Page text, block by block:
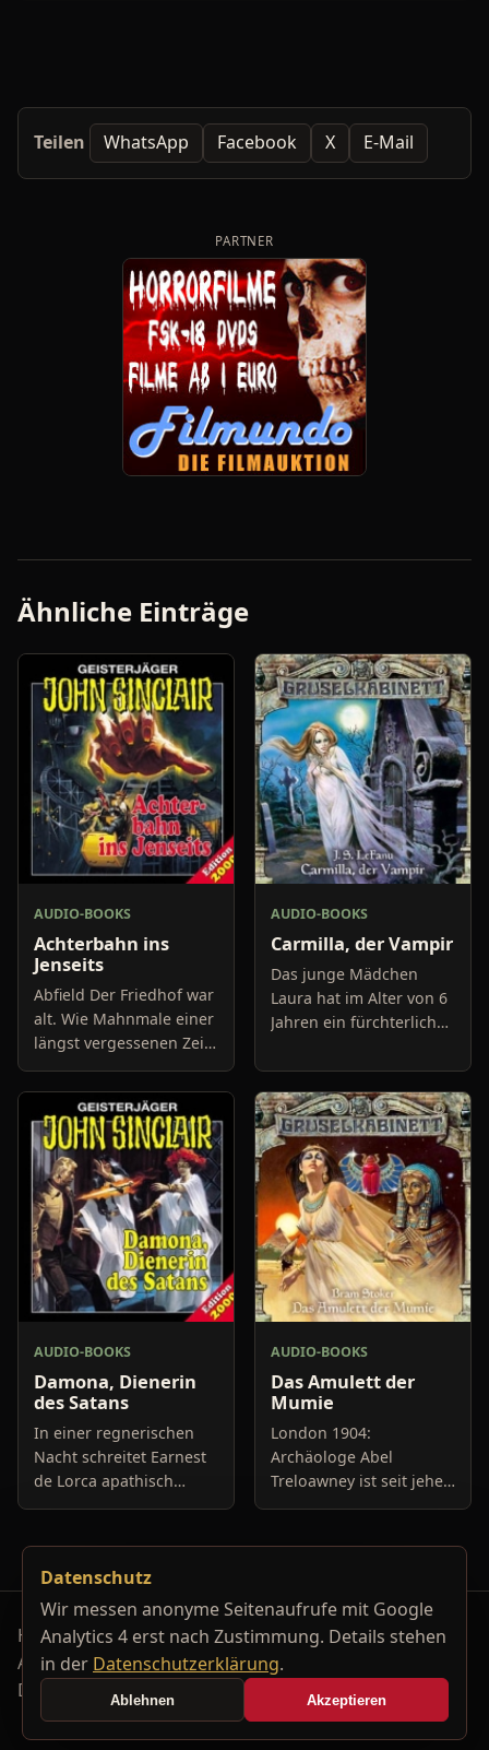
Teilen WhatsApp Facebook X E-Mail
PARTNER
Ähnliche Einträge
AUDIO-BOOKS
Achterbahn ins
Jenseits
Abfield Der Friedhof war
alt. Wie Mahnmale einer
längst vergessenen Zeit
ragten die
verwahrlosten Kreuze
und Grabsteine aus dem
kniehohen
Morgennebel. Moos un
AUDIO-BOOKS
Carmilla, der Vampir
Das junge Mädchen
Laura hat im Alter von 6
Jahren ein fürchterliches
erhält sie in ihrem
Schlafgemach Besuch
von einem
bezaubernden W
AUDIO-BOOKS
Damona, Dienerin
des Satans
In einer regnerischen
Nacht schreitet Earnest
de Lorca apathisch
durch den verwilderten
Hauses, öffnet leise die
Tür und tritt ein. Seine Fr
AUDIO-BOOKS
Das Amulett der
Mumie
London 1904:
Archäologe Abel
Treloawney ist seit jeher
vom alten Ägypten
angetan hat es ihm der
Mumie der geheimnisvo
Horrorfilm-Reviews, Serienkiller-Profile und Genre-
Archiv.
Datenschutzerklärung
Kontakt
Cookie-Einstellungen
Datenschutz
Wir messen anonyme Seitenaufrufe mit Google
Analytics 4 erst nach Zustimmung. Details stehen
in der Datenschutzerklärung.
Ablehnen Akzeptieren